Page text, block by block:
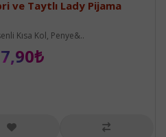
ve Taytlı Lady Pijama
Kısa Kol, Penye&..